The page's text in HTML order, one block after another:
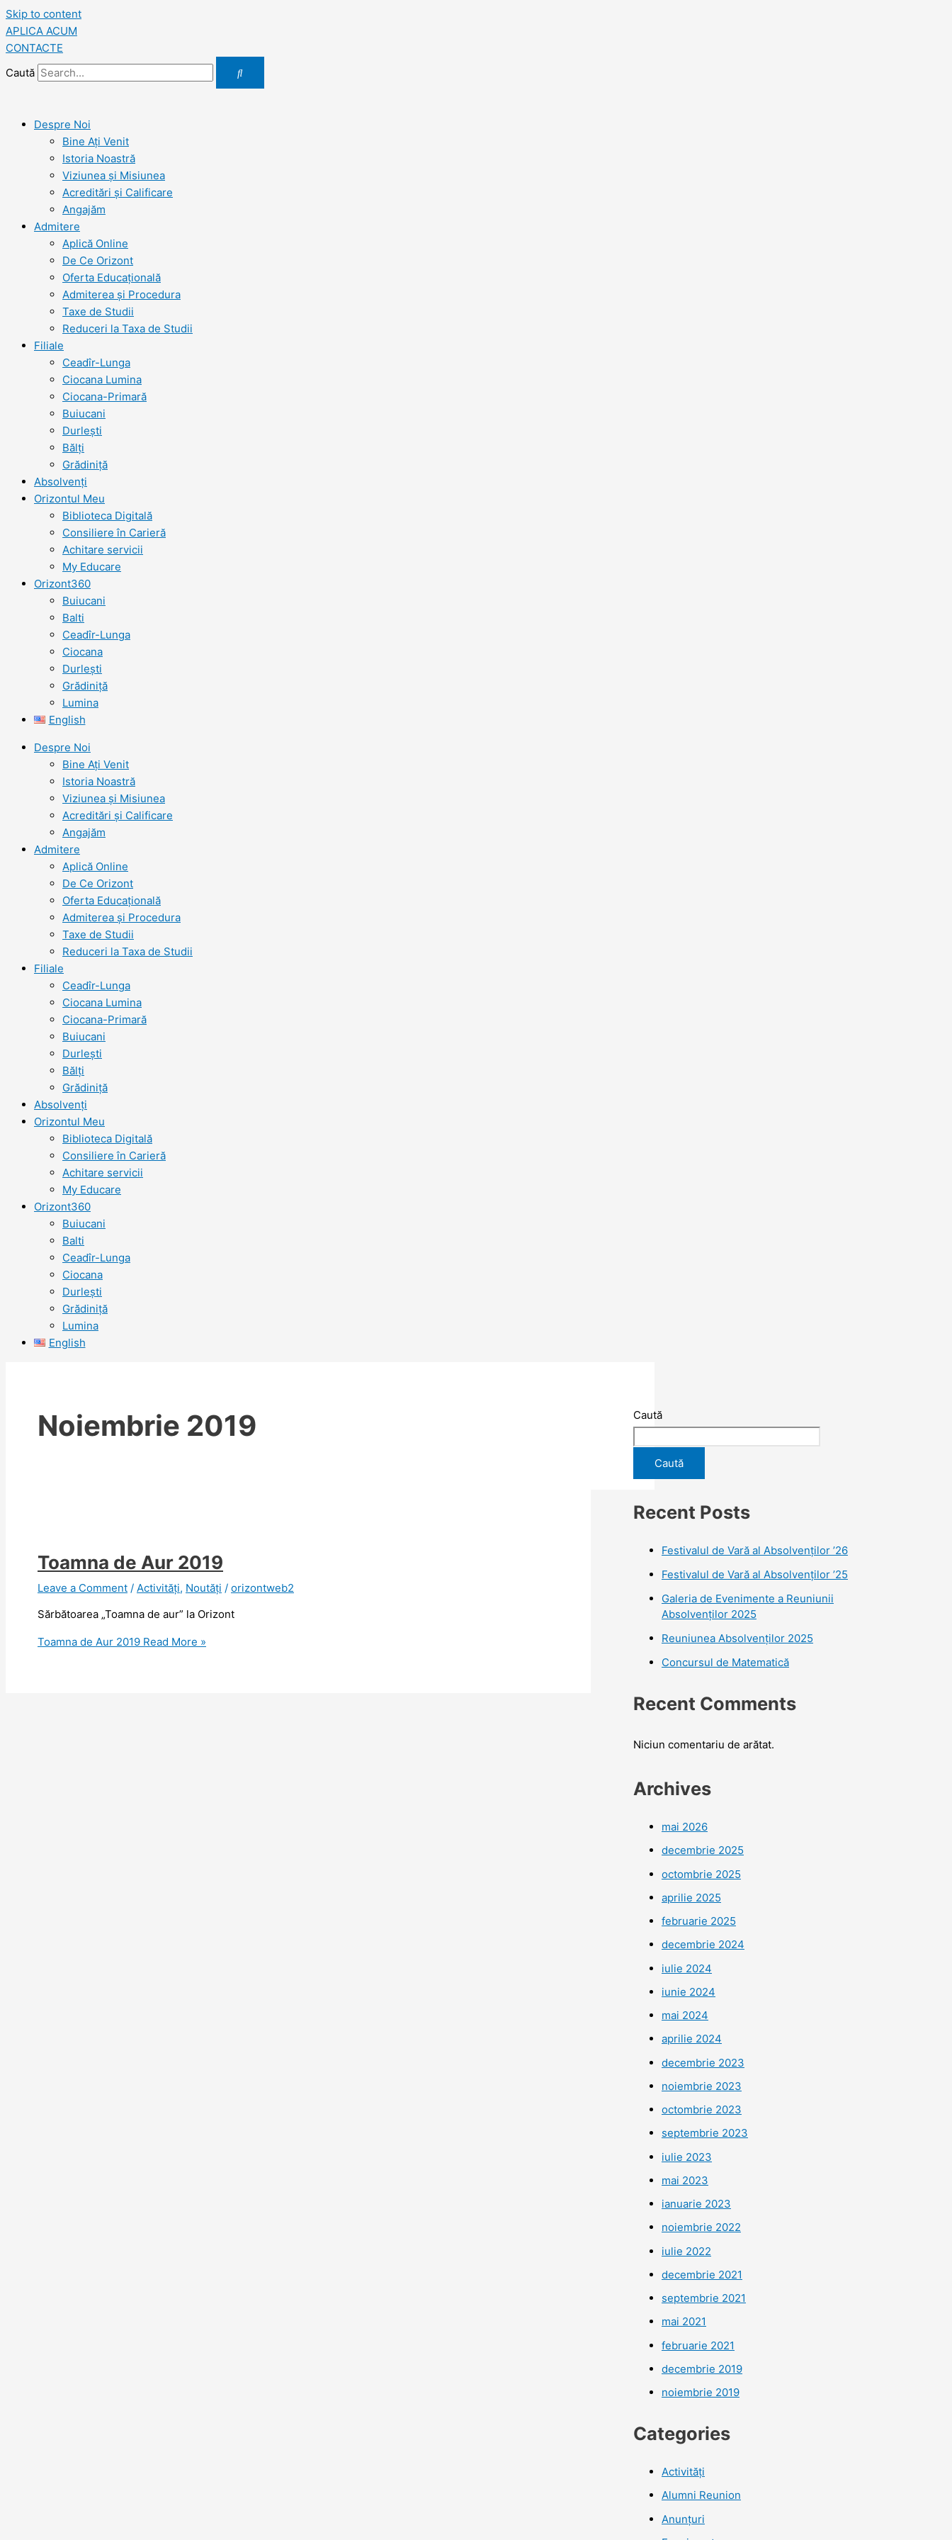
Skip to content
APLICA ACUM
CONTACTE
Caută
Despre Noi
Bine Ați Venit
Istoria Noastră
Viziunea şi Misiunea
Acreditări şi Calificare
Angajăm
Admitere
Aplică Online
De Ce Orizont
Oferta Educațională
Admiterea și Procedura
Taxe de Studii
Reduceri la Taxa de Studii
Filiale
Ceadîr-Lunga
Ciocana Lumina
Ciocana-Primară
Buiucani
Durlești
Bălți
Grădiniță
Absolvenți
Orizontul Meu
Biblioteca Digitală
Consiliere în Carieră
Achitare servicii
My Educare
Orizont360
Buiucani
Balti
Ceadîr-Lunga
Ciocana
Durlești
Grădiniță
Lumina
English
Despre Noi
Bine Ați Venit
Istoria Noastră
Viziunea şi Misiunea
Acreditări şi Calificare
Angajăm
Admitere
Aplică Online
De Ce Orizont
Oferta Educațională
Admiterea și Procedura
Taxe de Studii
Reduceri la Taxa de Studii
Filiale
Ceadîr-Lunga
Ciocana Lumina
Ciocana-Primară
Buiucani
Durlești
Bălți
Grădiniță
Absolvenți
Orizontul Meu
Biblioteca Digitală
Consiliere în Carieră
Achitare servicii
My Educare
Orizont360
Buiucani
Balti
Ceadîr-Lunga
Ciocana
Durlești
Grădiniță
Lumina
English
Noiembrie 2019
Toamna de Aur 2019
Leave a Comment / Activități, Noutăţi / orizontweb2
Sărbătoarea „Toamna de aur” la Orizont
Toamna de Aur 2019 Read More »
Caută
Caută
Recent Posts
Festivalul de Vară al Absolvenților ’26
Festivalul de Vară al Absolvenților ’25
Galeria de Evenimente a Reuniunii
Absolvenților 2025
Reuniunea Absolvenților 2025
Concursul de Matematică
Recent Comments
Niciun comentariu de arătat.
Archives
mai 2026
decembrie 2025
octombrie 2025
aprilie 2025
februarie 2025
decembrie 2024
iulie 2024
iunie 2024
mai 2024
aprilie 2024
decembrie 2023
noiembrie 2023
octombrie 2023
septembrie 2023
iulie 2023
mai 2023
ianuarie 2023
noiembrie 2022
iulie 2022
decembrie 2021
septembrie 2021
mai 2021
februarie 2021
decembrie 2019
noiembrie 2019
Categories
Activități
Alumni Reunion
Anunțuri